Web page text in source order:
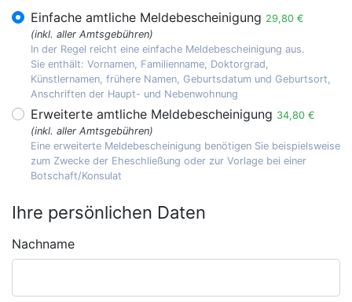
Einfache amtliche Meldebescheinigung 29,80 €
(inkl. aller Amtsgebühren)
In der Regel reicht eine einfache Meldebescheinigung aus.
Sie enthält: Vornamen, Familienname, Doktorgrad,
Künstlernamen, frühere Namen, Geburtsdatum und Geburtsort,
Anschriften der Haupt- und Nebenwohnung
Erweiterte amtliche Meldebescheinigung 34,80 €
(inkl. aller Amtsgebühren)
Eine erweiterte Meldebescheinigung benötigen Sie beispielsweise
zum Zwecke der Eheschließung oder zur Vorlage bei einer
Botschaft/Konsulat
Ihre persönlichen Daten
Nachname